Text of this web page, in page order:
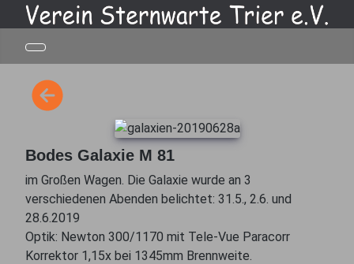
Bodes Galaxie M 81
im Großen Wagen. Die Galaxie wurde an 3
verschiedenen Abenden belichtet: 31.5., 2.6. und
28.6.2019
Optik: Newton 300/1170 mit Tele-Vue Paracorr
Korrektor 1,15x bei 1345mm Brennweite.